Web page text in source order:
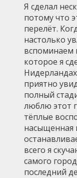
Я сделал
потому что
перелёт.
настолько
вспоминаем
которое я
приятно
полный
люблю этот
тёплые
насыщенная
всего я
самого
последний